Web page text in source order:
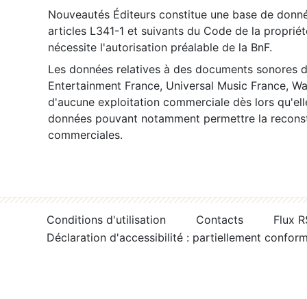
Nouveautés Éditeurs constitue une base de
articles L341-1 et suivants du Code de la
nécessite l'autorisation préalable de la BnF.
Les données relatives à des documents sonores
Entertainment France, Universal Music France,
d'aucune exploitation commerciale dès lors
données pouvant notamment permettre la
commerciales.
Conditions d'utilisation Contacts
Flux
Déclaration d'accessibilité : partiellement